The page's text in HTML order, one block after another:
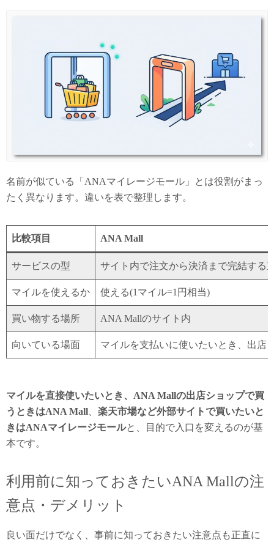
名前が似ている「ANAマイレージモール」とは役割がまっ
たく異なります。違いを表で整理します。
比較項目 ANA Mall
サービスの型 サイト内で注文から決済まで完結する
マイルを使えるか 使える(1マイル=1円相当)
買い物する場所 ANA Mallのサイト内
向いている場面 マイルを支払いに使いたいとき、出店
マイルを直接使いたいとき、ANA Mallの出店ショップで買
うときはANA Mall
楽天市場など外部サイトで買いたいと
きはANAマイレージモールと、目的で入口を変えるのが基
本です。
利用前に知っておきたいANA Mallの注
意点・デメリット
良い面だけでなく、事前に知っておきたい注意点も正直に